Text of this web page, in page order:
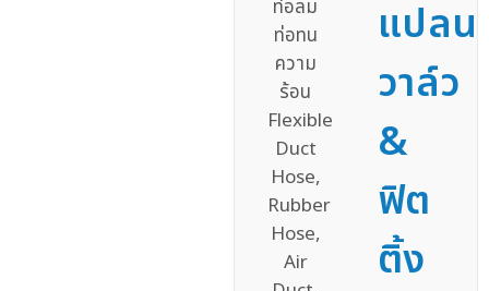
แปลน
วาล์ว
&
ฟิต
ติ้ง